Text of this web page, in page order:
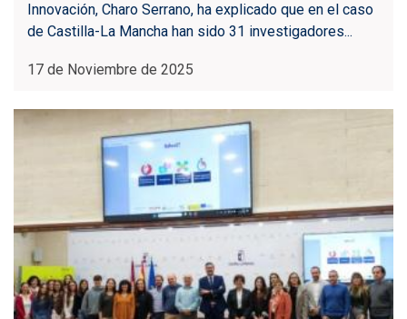
Innovación, Charo Serrano, ha explicado que en el caso
de Castilla-La Mancha han sido 31 investigadores...
17 de Noviembre de 2025